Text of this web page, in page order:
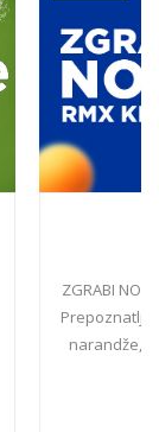
ZGRABI
narandže,